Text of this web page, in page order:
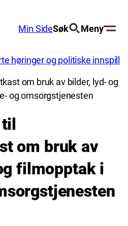
Min SideSøk Meny
høringer og politiske innspill
om bruk av bilder, lyd- og
og omsorgstjenesten
om bruk av
filmopptak i